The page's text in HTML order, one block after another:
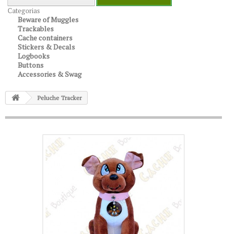
Categorias
Beware of Muggles
Trackables
Cache containers
Stickers & Decals
Logbooks
Buttons
Accessories & Swag
Peluche Tracker